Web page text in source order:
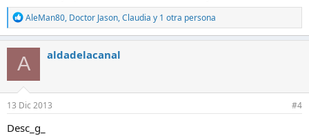
R
e
a
c
c
o
n
e
s
:
AleMan80, Doctor Jason,Claudia y 1 otra persona
A aldadelacanal
13 Dic 2013 #4
Desc_g_